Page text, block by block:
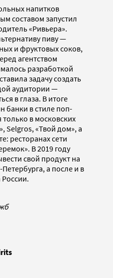
напитков
составом запустил
«Ривьера».
пиву —
и фруктовых соков,
агентством
разработкой
задачу создать
аудитории —
в глаза. В итоге
банки в стиле поп-
в московских
Selgros, «Твой дом», а
ресторанах сети
В 2019 году
свой продукт на
а после и в